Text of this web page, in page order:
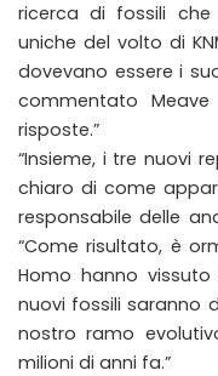
ricerca di fossili che
uniche del volto di
dovevano essere i
commentato Meave
risposte.”
“Insieme, i tre nuovi
chiaro di come
responsabile delle
“Come risultato, è
Homo hanno
nuovi fossili saranno
nostro ramo
milioni di anni fa.”